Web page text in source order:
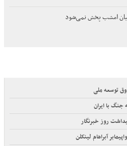
امشب پخش نمی‌شود
با ایران
روز خبرنگار
آبراهام لینکلن